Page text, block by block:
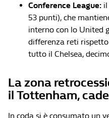
Conference League: il
53 punti), che
interno con lo United
differenza reti
tutto il Chelsea,
La zona
il Tottenham,
In coda si è consumato un